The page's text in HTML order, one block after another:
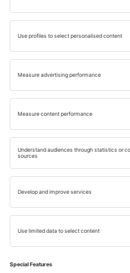
Utazási
Tapasztalja meg az utazás